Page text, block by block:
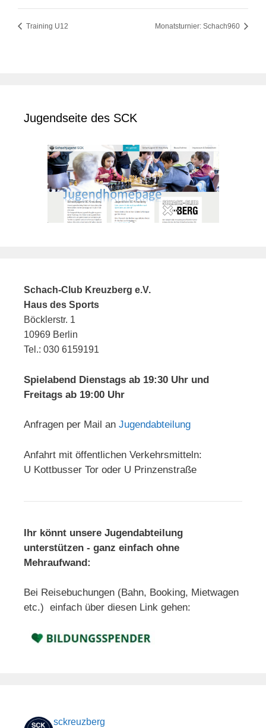
Training U12 Monatsturnier: Schach960
Jugendseite des SCK
Schach-Club Kreuzberg e.V.
Haus des Sports
Böcklerstr. 1
10969 Berlin
Tel.: 030 6159191
Spielabend Dienstags ab 19:30 Uhr und
Freitags ab 19:00 Uhr
Anfragen per Mail an Jugendabteilung
Anfahrt mit öffentlichen Verkehrsmitteln:
U Kottbusser Tor oder U Prinzenstraße
Ihr könnt unsere Jugendabteilung
unterstützen - ganz einfach ohne
Mehraufwand:
Bei Reisebuchungen (Bahn, Booking, Mietwagen
etc.) einfach über diesen Link gehen:
sckreuzberg